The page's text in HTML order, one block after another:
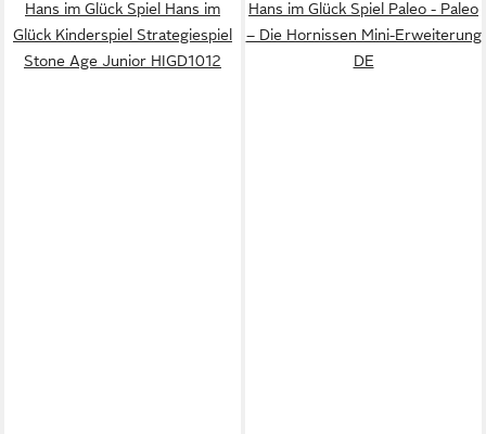
Hans im Glück Spiel Hans im
Glück Kinderspiel Strategiespiel
Stone Age Junior HIGD1012
Hans im Glück Spiel Paleo - Paleo
– Die Hornissen Mini-Erweiterung
DE